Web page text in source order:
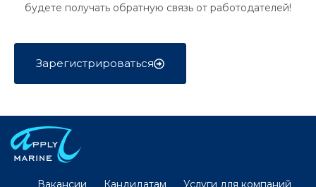
будете получать обратную связь от работодателей!
Зарегистрироваться
Вакансии Кандидатам
Услуги для компаний